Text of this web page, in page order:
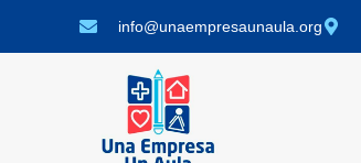
info@unaempresaunaula.org